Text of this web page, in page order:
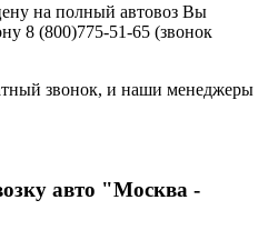
на полный автовоз Вы
8 (800)775-51-65 (звонок
звонок, и наши менеджеры
авто "Москва -